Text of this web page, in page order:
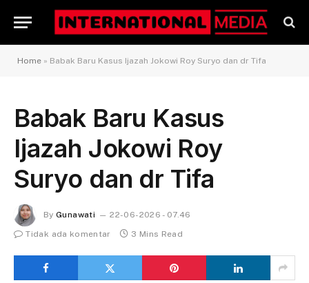
Home » Babak Baru Kasus Ijazah Jokowi Roy Suryo dan dr Tifa
Babak Baru Kasus
Ijazah Jokowi Roy
Suryo dan dr Tifa
By Gunawati
22-06-2026 - 07.46
Tidak ada komentar
3 Mins Read